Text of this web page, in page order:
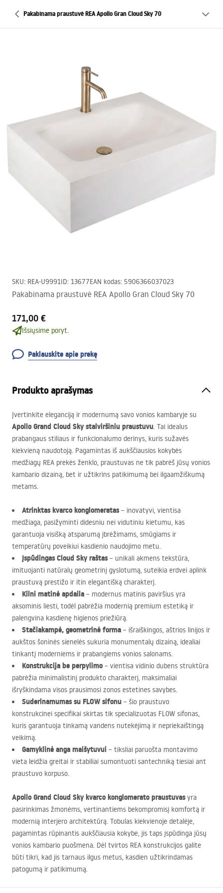
Pakabinama praustuvė REA Apollo Gran Cloud Sky 70
SKU: REA-U9991ID: 13677EAN kodas: 5906366037023
Pakabinama praustuvė REA Apollo Gran Cloud Sky 70
171,00 €
Išsiųsime poryt.
Paklauskite apie prekę
Produkto aprašymas
Įvertinkite eleganciją ir modernumą savo vonios kambaryje su
Apollo Grand Cloud Sky stalviršiniu praustuvu. Tai idealus
prabangaus stiliaus ir funkcionalumo derinys, kuris sužavės
kiekvieną naudotoją. Pagamintas iš aukščiausios kokybės
medžiagų REA prekės ženklo, praustuvas ne tik pabrėš jūsų vonios
kambario dizainą, bet ir užtikrins patikimumą bei ilgaamžiškumą
metams.
Atrinktas kvarco konglomeratas– inovatyvi, vientisa
medžiaga, pasižyminti didesniu nei vidutiniu kietumu, kas
garantuoja visišką atsparumą įbrėžimams, smūgiams ir
temperatūrų poveikiui kasdienio naudojimo metu.
Įspūdingas Cloud Sky raštas– unikali akmens tekstūra,
imituojanti natūralų geometrinį gyslotumą, suteikia erdvei aplink
praustuvą prestižo ir itin elegantišką charakterį.
Kilni matinė apdaila – modernus matinis paviršius yra
aksominis liesti, todėl pabrėžia modernią premium estetiką ir
palengvina kasdienę higienos priežiūrą.
Stačiakampė, geometrinė forma – išraiškingos, aštrios linijos ir
aukštos šoninės sienelės sukuria monumentalų dizainą, idealiai
tinkantį moderniems ir prabangiems vonios salonams.
Konstrukcija be perpylimo– vientisa vidinio dubens struktūra
pabrėžia minimalistinį produkto charakterį, maksimaliai
išryškindama visos prausimosi zonos estetines savybes.
Suderinamumas su FLOWsifonu – šio praustuvo
konstrukcinei specifikai skirtas tik specializuotas FLOW sifonas,
kuris garantuoja tinkamą vandens nutekėjimą ir nepriekaištingą
veikimą.
Gamyklinė anga maišytuvui – tiksliai paruošta montavimo
vieta leidžia greitai ir stabiliai sumontuoti santechniką tiesiai ant
praustuvo korpuso.
Apollo Grand Cloud Sky kvarco konglomerato praustuvasyra
pasirinkimas žmonėms, vertinantiems bekompromisį komfortą ir
modernią interjero architektūrą. Tobulas kiekvienoje detalėje,
pagamintas rūpinantis aukščiausia kokybe, jis taps įspūdinga jūsų
vonios kambario puošmena. Dėl tvirtos REA konstrukcijos galite
būti tikri, kad jis tarnaus ilgus metus, kasdien užtikrindamas
patogumą ir patikimumą.